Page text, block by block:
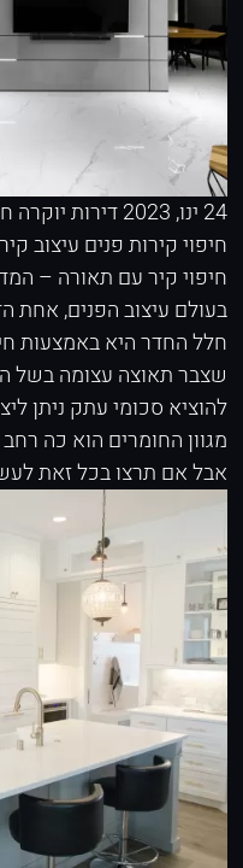
24 ינו, 2023 דירות יוקרה
חיפוי קירות פנים עיצוב
חיפוי קיר עם תאורה –
בעולם עיצוב הפנים, אחת
חלל החדר היא באמצעות
שצבר תאוצה עצומה בשל
להוציא סכומי עתק ניתן
מגוון החומרים הוא כה
אבל אם תרצו בכל זאת